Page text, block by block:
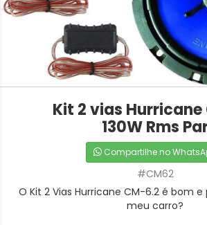
Kit 2 vias Hurricane
130W Rms
Compartilhe no
#CM62
O Kit 2 Vias Hurricane CM-6.2 é bom
meu carro?